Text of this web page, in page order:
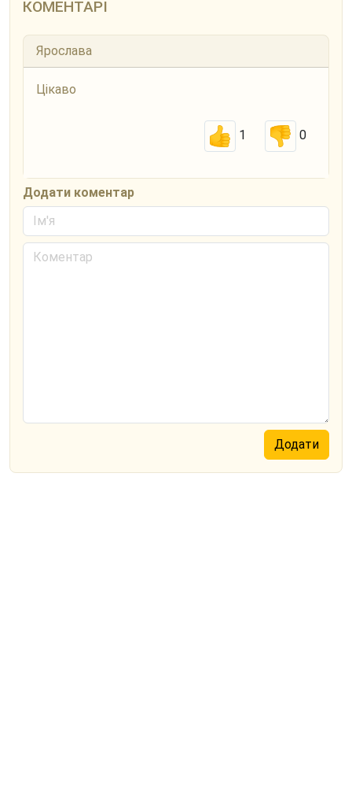
КОМЕНТАРІ
Ярослава
Цікаво
1 0
Додати коментар